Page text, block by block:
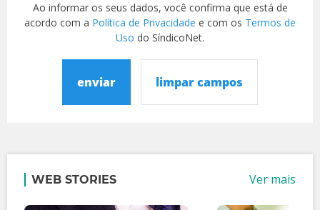
Ao informar os seus dados, você confirma que está de
acordo com a Política de Privacidade e com os Termos de
Uso do SíndicoNet.
enviar limpar campos
WEB STORIES Ver mais